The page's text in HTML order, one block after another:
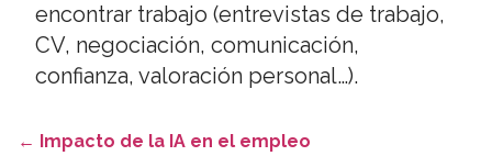
encontrar trabajo (entrevistas de trabajo,
CV, negociación, comunicación,
confianza, valoración personal…).
← Impacto de la IA en el empleo